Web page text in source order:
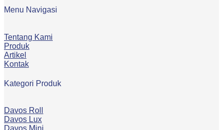
Menu Navigasi
Tentang Kami
Produk
Artikel
Kontak
Kategori Produk
Davos Roll
Davos Lux